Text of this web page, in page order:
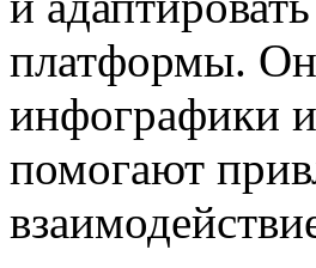
платформы.
инфографики и
помогают